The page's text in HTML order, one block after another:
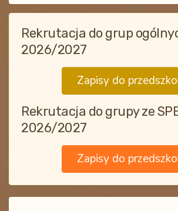
Rekrutacja do grup
2026/2027
Zapisy do
Rekrutacja do grupy ze
2026/2027
Zapisy do